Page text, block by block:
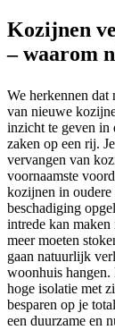
Kozijnen
– waarom
We herkennen dat
van nieuwe
inzicht te geven in
zaken op een rij.
vervangen van
voornaamste
kozijnen in
beschadiging
intrede kan
meer moeten
gaan natuurlijk
woonhuis
hoge isolatie met
besparen op je
een duurzame en